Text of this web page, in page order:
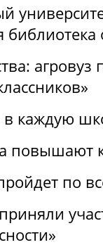
каждую
повышают
по